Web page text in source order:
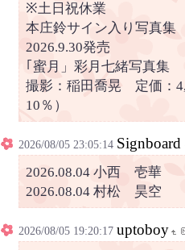
※土日祝休業
本庄鈴サイン入り写真集
2026.9.30発売
｢蜜月」彩月七緒写真集
撮影：稲田喬晃 定価：
10％）
2026/08/05 23:05:14 Signboard
2026.08.04 小西 壱華
2026.08.04 村松 昊空
2026/08/05 19:20:17 uptoboy